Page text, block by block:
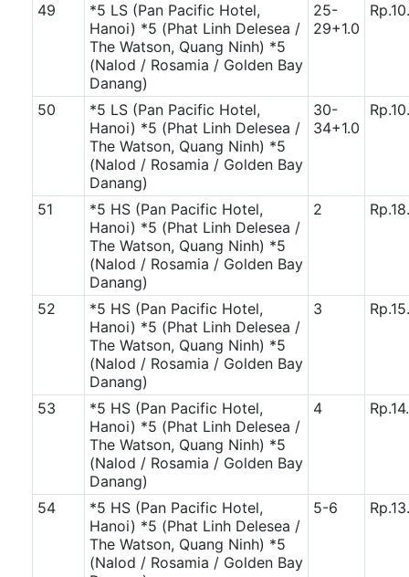
49
*5 LS (Pan Pacific Hotel,
Hanoi) *5 (Phat Linh Delesea /
The Watson, Quang Ninh) *5
(Nalod / Rosamia / Golden Bay
Danang)
25-
29+1.0
50
*5 LS (Pan Pacific Hotel,
Hanoi) *5 (Phat Linh Delesea /
The Watson, Quang Ninh) *5
(Nalod / Rosamia / Golden Bay
Danang)
30-
34+1.0
51
*5 HS (Pan Pacific Hotel,
Hanoi) *5 (Phat Linh Delesea /
The Watson, Quang Ninh) *5
(Nalod / Rosamia / Golden Bay
Danang)
2
52
*5 HS (Pan Pacific Hotel,
Hanoi) *5 (Phat Linh Delesea /
The Watson, Quang Ninh) *5
(Nalod / Rosamia / Golden Bay
Danang)
3
53
*5 HS (Pan Pacific Hotel,
Hanoi) *5 (Phat Linh Delesea /
The Watson, Quang Ninh) *5
(Nalod / Rosamia / Golden Bay
Danang)
4
54
*5 HS (Pan Pacific Hotel,
Hanoi) *5 (Phat Linh Delesea /
The Watson, Quang Ninh) *5
(Nalod / Rosamia / Golden Bay
5-6